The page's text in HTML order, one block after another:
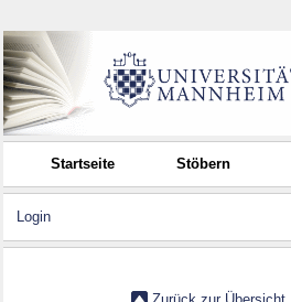
Startseite Stöbern
Login